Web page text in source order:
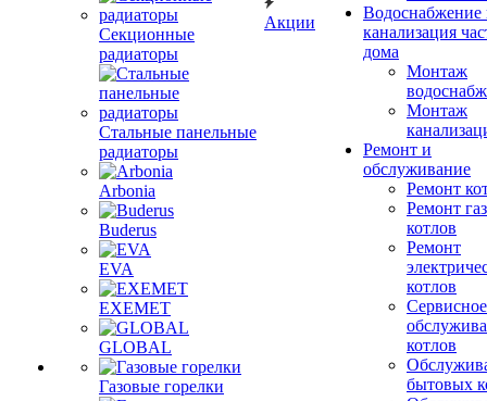
Секционные
радиаторы
Стальные панельные
радиаторы
Arbonia
Buderus
EVA
EXEMET
GLOBAL
Газовые горелки
Акции
Водоснабжение
канализация
дома
Монтаж
Монтаж
Ремонт и
обслуживание
Ремонт
Ремонт
котлов
Ремонт
котлов
Сервисное
котлов
бытовых